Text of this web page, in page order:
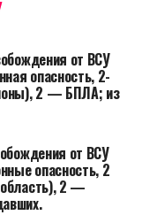
от ВСУ
опасность, 2-
2 — БПЛА; из
от ВСУ
опасность, 2
2 —